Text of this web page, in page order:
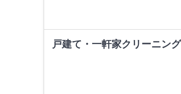
戸建て・一軒家クリーニン